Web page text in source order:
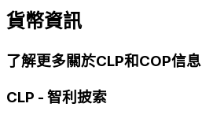
貨幣資訊
了解更多關於CLP和COP信息
CLP - 智利披索